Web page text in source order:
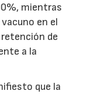
mientras
en el
de
a la
que la